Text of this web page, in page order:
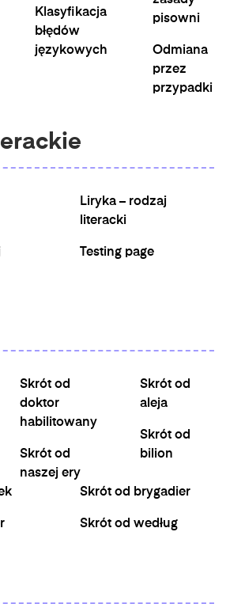
Klasyfikacja
błędów
językowych
pisowni
Odmiana
przez
przypadki
Liryka – rodzaj
literacki
Testing page
Skrót od
doktor
habilitowany
Skrót od
naszej ery
Skrót od
aleja
Skrót od
bilion
Skrót od brygadier
Skrót od według